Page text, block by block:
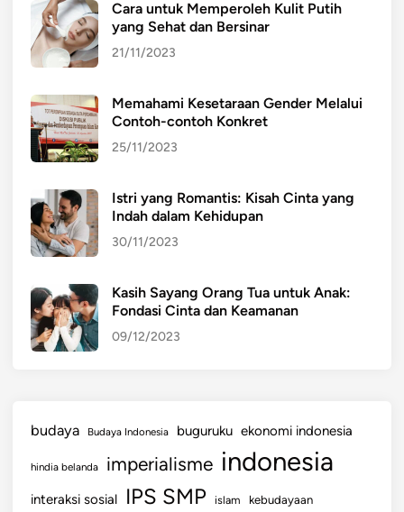
Cara untuk Memperoleh Kulit Putih
yang Sehat dan Bersinar
21/11/2023
Memahami Kesetaraan Gender Melalui
Contoh-contoh Konkret
25/11/2023
Istri yang Romantis: Kisah Cinta yang
Indah dalam Kehidupan
30/11/2023
Kasih Sayang Orang Tua untuk Anak:
Fondasi Cinta dan Keamanan
09/12/2023
budaya Budaya Indonesia buguruku ekonomi indonesia
hindia belanda imperialisme indonesia
interaksi sosial IPS SMP islam kebudayaan